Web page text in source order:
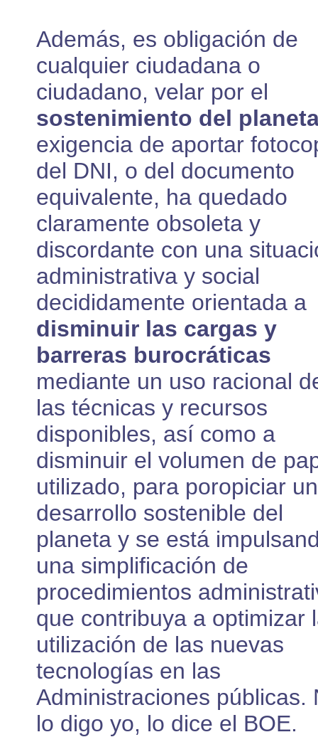
Además, es obligación de
cualquier ciudadana o
ciudadano, velar por el
sostenimiento del
exigencia de aportar
del DNI, o del documento
equivalente, ha quedado
claramente obsoleta y
discordante con una
administrativa y social
decididamente orientada a
disminuir las cargas y
barreras burocráticas
mediante un uso racional
las técnicas y recursos
disponibles, así como a
disminuir el volumen de
utilizado, para poropiciar un
desarrollo sostenible del
planeta y se está
una simplificación de
procedimientos
que contribuya a optimizar
utilización de las nuevas
tecnologías en las
Administraciones públicas.
lo digo yo, lo dice el BOE.